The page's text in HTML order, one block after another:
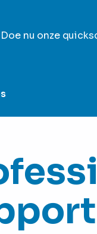
Doe nu onze